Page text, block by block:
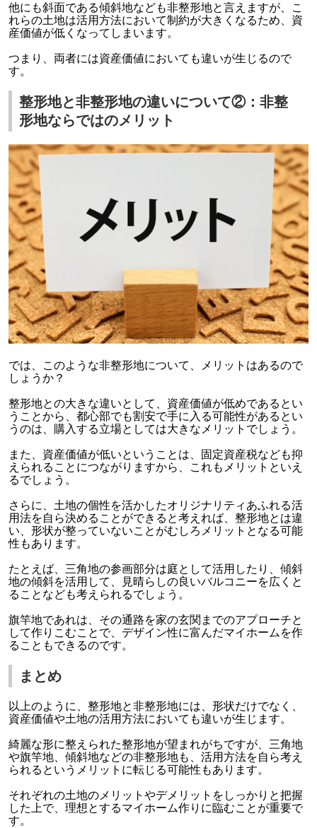
他にも斜面である傾斜地なども非整形地と言えますが、こ
れらの土地は活用方法において制約が大きくなるため、資
産価値が低くなってしまいます。
つまり、両者には資産価値においても違いが生じるので
す。
整形地と非整形地の違いについて②：非整
形地ならではのメリット
では、このような非整形地について、メリットはあるので
しょうか？
整形地との大きな違いとして、資産価値が低めであるとい
うことから、都心部でも割安で手に入る可能性があるとい
うのは、購入する立場としては大きなメリットでしょう。
また、資産価値が低いということは、固定資産税なども抑
えられることにつながりますから、これもメリットといえ
るでしょう。
さらに、土地の個性を活かしたオリジナリティあふれる活
用法を自ら決めることができると考えれば、整形地とは違
い、形状が整っていないことがむしろメリットとなる可能
性もあります。
たとえば、三角地の参画部分は庭として活用したり、傾斜
地の傾斜を活用して、見晴らしの良いバルコニーを広くと
ることなども考えられるでしょう。
旗竿地であれは、その通路を家の玄関までのアプローチと
して作りこむことで、デザイン性に富んだマイホームを作
ることもできるのです。
まとめ
以上のように、整形地と非整形地には、形状だけでなく、
資産価値や土地の活用方法においても違いが生じます。
綺麗な形に整えられた整形地が望まれがちですが、三角地
や旗竿地、傾斜地などの非整形地も、活用方法を自ら考え
られるというメリットに転じる可能性もあります。
それぞれの土地のメリットやデメリットをしっかりと把握
した上で、理想とするマイホーム作りに臨むことが重要で
す。